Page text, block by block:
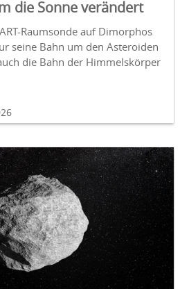
die Sonne verändert
Raumsonde auf Dimorphos
seine Bahn um den Asteroiden
die Bahn der Himmelskörper